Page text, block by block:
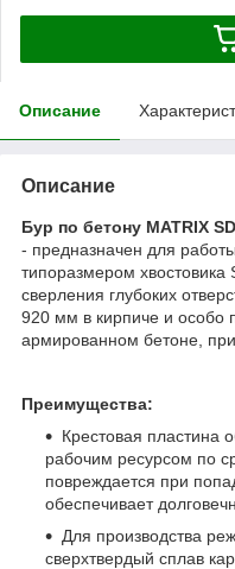
Описание
Описание
Бур по бетону MATRIX
- предназначен для
типоразмером
сверления глубоких
920 мм в кирпиче и особо
армированном бетоне,
Преимущества:
Крестовая пластина
рабочим ресурсом по
повреждается при
обеспечивает
Для производства
сверхтвердый сплав